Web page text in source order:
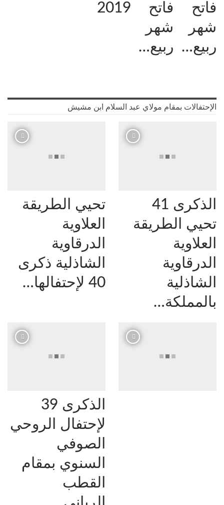
فاتح
شهر
ربيع…
فاتح
شهر
ربيع…
2019
الإحتفالات بمقام مولاي عبد السلام ابن مشيش
الذكرى 41
تحيي الطريقة
العلاوية
الدرقاوية
الشاذلية
بالمملكة…
تحيي الطريقة
العلاوية
الدرقاوية
الشاذلية ذكرى
40 لإحتفالها…
الذكرى 39
لإحتفال الروحي
الصوفي
السنوي بمقام
القطب